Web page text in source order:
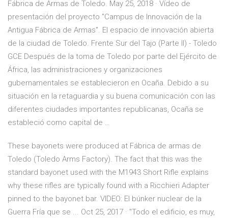
Fábrica de Armas de Toledo. May 25, 2018 · Vídeo de
presentación del proyecto "Campus de Innovación de la
Antigua Fábrica de Armas". El espacio de innovación abierta
de la ciudad de Toledo. Frente Sur del Tajo (Parte II) - Toledo
GCE Después de la toma de Toledo por parte del Ejército de
África, las administraciones y organizaciones
gubernamentales se establecieron en Ocaña. Debido a su
situación en la retaguardia y su buena comunicación con las
diferentes ciudades importantes republicanas, Ocaña se
estableció como capital de …
These bayonets were produced at Fábrica de armas de
Toledo (Toledo Arms Factory). The fact that this was the
standard bayonet used with the M1943 Short Rifle explains
why these rifles are typically found with a Ricchieri Adapter
pinned to the bayonet bar. VIDEO: El búnker nuclear de la
Guerra Fría que se ... Oct 25, 2017 · "Todo el edificio, es muy,